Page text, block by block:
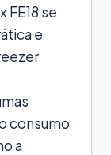
FE18 se
e
consumo
a